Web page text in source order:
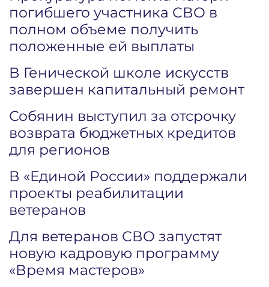
погибшего участника СВО в
полном объеме получить
положенные ей выплаты
В Генической школе искусств
завершен капитальный ремонт
Собянин выступил за отсрочку
возврата бюджетных кредитов
для регионов
В «Единой России» поддержали
проекты реабилитации
ветеранов
Для ветеранов СВО запустят
новую кадровую программу
«Время мастеров»